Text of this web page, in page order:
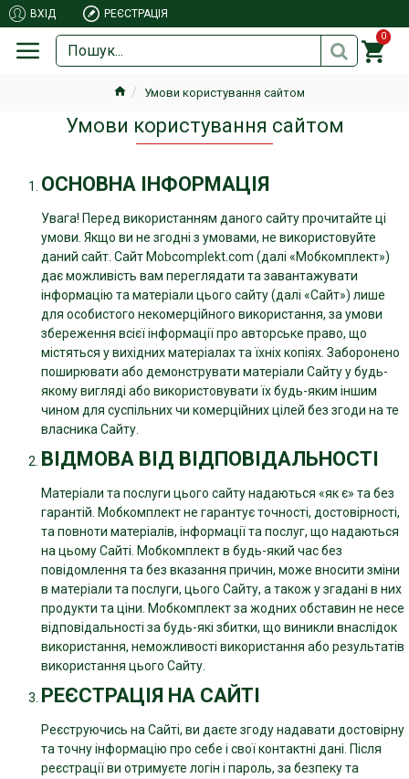
ВХІД РЕЄСТРАЦІЯ
0
Умови користування сайтом
Умови користування сайтом
ОСНОВНА ІНФОРМАЦІЯ
Увага! Перед використанням даного сайту прочитайте ці
умови. Якщо ви не згодні з умовами, не використовуйте
даний сайт. Сайт Mobcomplekt.com (далі «Мобкомплект»)
дає можливість вам переглядати та завантажувати
інформацію та матеріали цього сайту (далі «Сайт») лише
для особистого некомерційного використання, за умови
збереження всієї інформації про авторське право, що
містяться у вихідних матеріалах та їхніх копіях. Заборонено
поширювати або демонструвати матеріали Сайту у будь-
якому вигляді або використовувати їх будь-яким іншим
чином для суспільних чи комерційних цілей без згоди на те
власника Сайту.
ВІДМОВА ВІД ВІДПОВІДАЛЬНОСТІ
Матеріали та послуги цього сайту надаються «як є» та без
гарантій. Мобкомплект не гарантує точності, достовірності,
та повноти матеріалів, інформації та послуг, що надаються
на цьому Сайті. Мобкомплект в будь-який час без
повідомлення та без вказання причин, може вносити зміни
в матеріали та послуги, цього Сайту, а також у згадані в них
продукти та ціни. Мобкомплект за жодних обставин не несе
відповідальності за будь-які збитки, що виникли внаслідок
використання, неможливості використання або результатів
використання цього Сайту.
РЕЄСТРАЦІЯ НА САЙТІ
Реєструючись на Сайті, ви даєте згоду надавати достовірну
та точну інформацію про себе і свої контактні дані. Після
реєстрації ви отримуєте логін і пароль, за безпеку та